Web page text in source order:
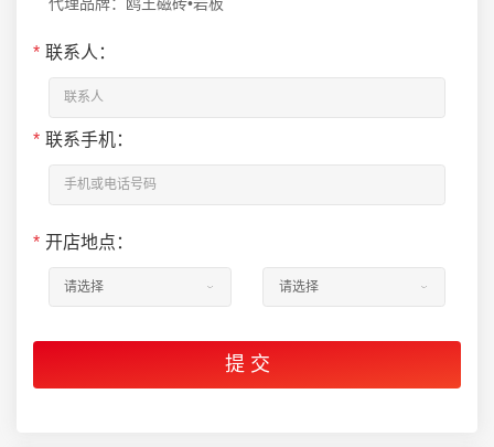
* 联系人：
* 联系手机：
* 开店地点：